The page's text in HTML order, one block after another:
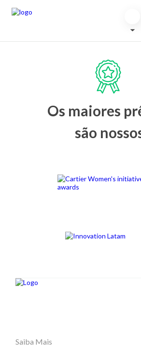
Os maiores
são
Saiba Mais